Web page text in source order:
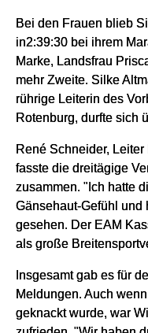
Bei den Frauen blieb
in2:39:30 bei ihrem
Marke, Landsfrau
mehr Zweite. Silke
rührige Leiterin des
Rotenburg, durfte sich
René Schneider,
fasste die dreitägige
zusammen. "Ich hatte
Gänsehaut-Gefühl
gesehen. Der EAM
als große
Insgesamt gab es für
Meldungen. Auch
geknackt wurde, war